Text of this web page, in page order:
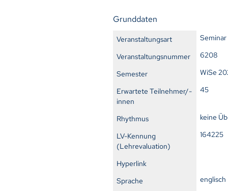
Grunddaten
Veranstaltungsart
Seminar
Veranstaltungsnummer
6208
Semester
WiSe
Erwartete Teilnehmer/-
innen
45
Rhythmus
keine
LV-Kennung
(Lehrevaluation)
164225
Hyperlink
Sprache
englisch